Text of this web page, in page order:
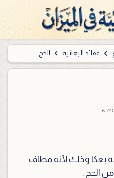
عقائد البهائية الحج
6.748
بعكا وذلك لأنه مطاف
من الحج .